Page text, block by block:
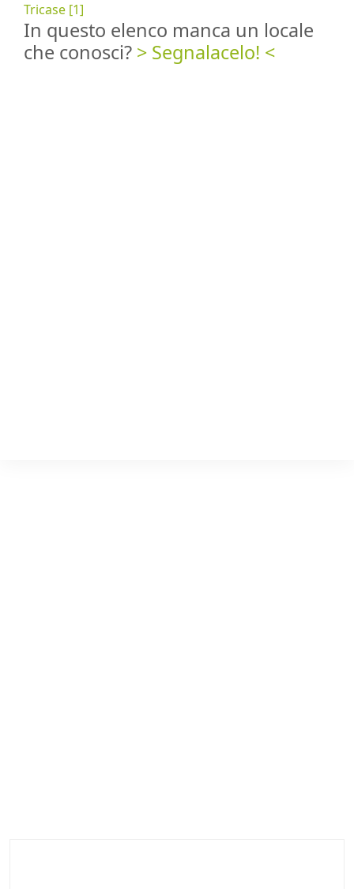
Tricase [1]
In questo elenco manca un locale
che conosci? > Segnalacelo! <